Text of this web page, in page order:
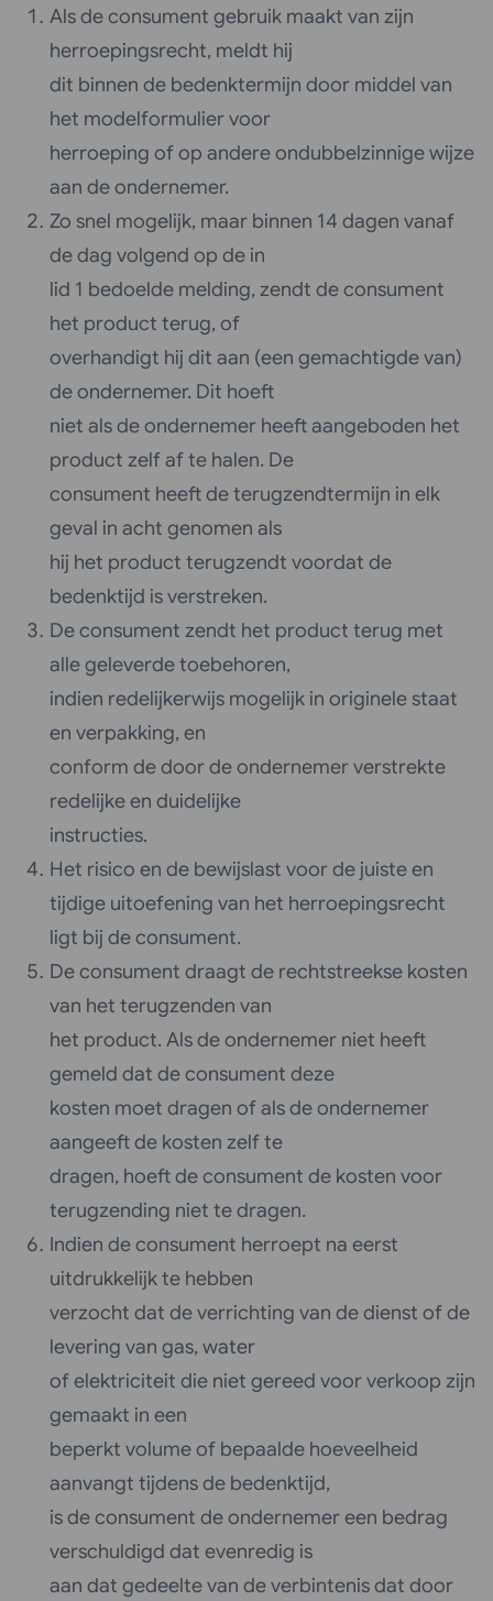
Als de consument gebruik maakt van zijn
herroepingsrecht, meldt hij
dit binnen de bedenktermijn door middel van
het modelformulier voor
herroeping of op andere ondubbelzinnige wijze
aan de ondernemer.
Zo snel mogelijk, maar binnen 14 dagen vanaf
de dag volgend op de in
lid 1 bedoelde melding, zendt de consument
het product terug, of
overhandigt hij dit aan (een gemachtigde van)
de ondernemer. Dit hoeft
niet als de ondernemer heeft aangeboden het
product zelf af te halen. De
consument heeft de terugzendtermijn in elk
geval in acht genomen als
hij het product terugzendt voordat de
bedenktijd is verstreken.
De consument zendt het product terug met
alle geleverde toebehoren,
indien redelijkerwijs mogelijk in originele staat
en verpakking, en
conform de door de ondernemer verstrekte
redelijke en duidelijke
instructies.
Het risico en de bewijslast voor de juiste en
tijdige uitoefening van het herroepingsrecht
ligt bij de consument.
De consument draagt de rechtstreekse kosten
van het terugzenden van
het product. Als de ondernemer niet heeft
gemeld dat de consument deze
kosten moet dragen of als de ondernemer
aangeeft de kosten zelf te
dragen, hoeft de consument de kosten voor
terugzending niet te dragen.
Indien de consument herroept na eerst
uitdrukkelijk te hebben
verzocht dat de verrichting van de dienst of de
levering van gas, water
of elektriciteit die niet gereed voor verkoop zijn
gemaakt in een
beperkt volume of bepaalde hoeveelheid
aanvangt tijdens de bedenktijd,
is de consument de ondernemer een bedrag
verschuldigd dat evenredig is
aan dat gedeelte van de verbintenis dat door